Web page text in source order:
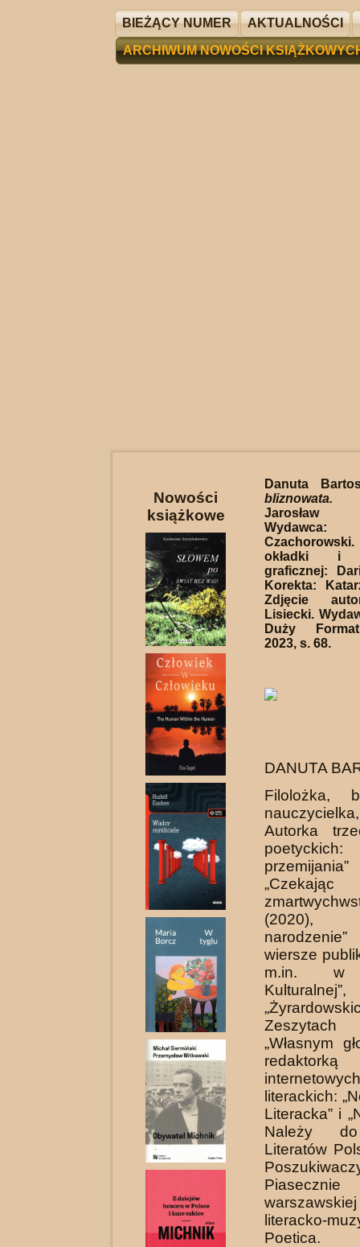
BIEŻĄCY NUMER AKTUALNOŚCI
ARCHIWUM NOWOŚCI
Nowości
książkowe
Danuta
bliznowata.
Jarosław
okładki i
graficznej:
Korekta:
Zdjęcie
Lisiecki.
Duży
2023, s. 68.
DANUTA
Filolożka,
Autorka
poetyckich:
(2020),
wiersze
m.in. w
Kulturalnej”,
Zeszytach
„Własnym
litera­ckich:
Literacka” i
Należy
Literatów
literacko-
Poetica.